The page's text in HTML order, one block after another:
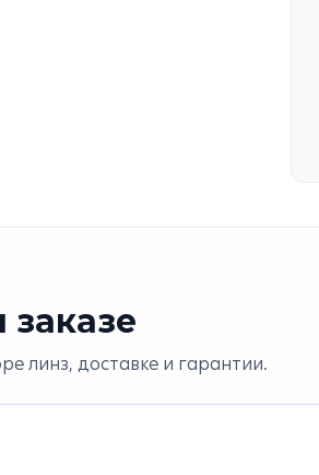
линз, доставке и гарантии.